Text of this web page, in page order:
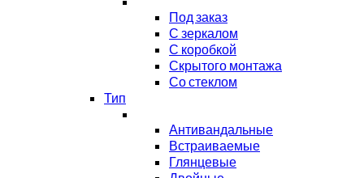
Под заказ
С зеркалом
С коробкой
Скрытого монтажа
Со стеклом
Тип
Антивандальные
Встраиваемые
Глянцевые